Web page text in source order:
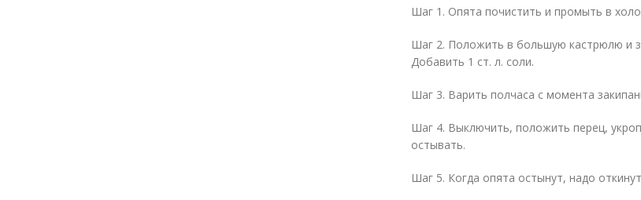
Шаг 1. Опята почистить и промыть в
Шаг 2. Положить в большую кастрюлю и
Добавить 1 ст. л. соли.
Шаг 3. Варить полчаса с момента
Шаг 4. Выключить, положить перец,
остывать.
Шаг 5. Когда опята остынут, надо